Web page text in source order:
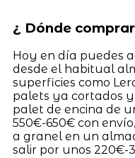
¿ Dónde
Hoy en día puedes
desde el habitual
superficies como
palets ya cortados y
palet de encina de
550€-650€ con
a granel en un
salir por unos 220€-